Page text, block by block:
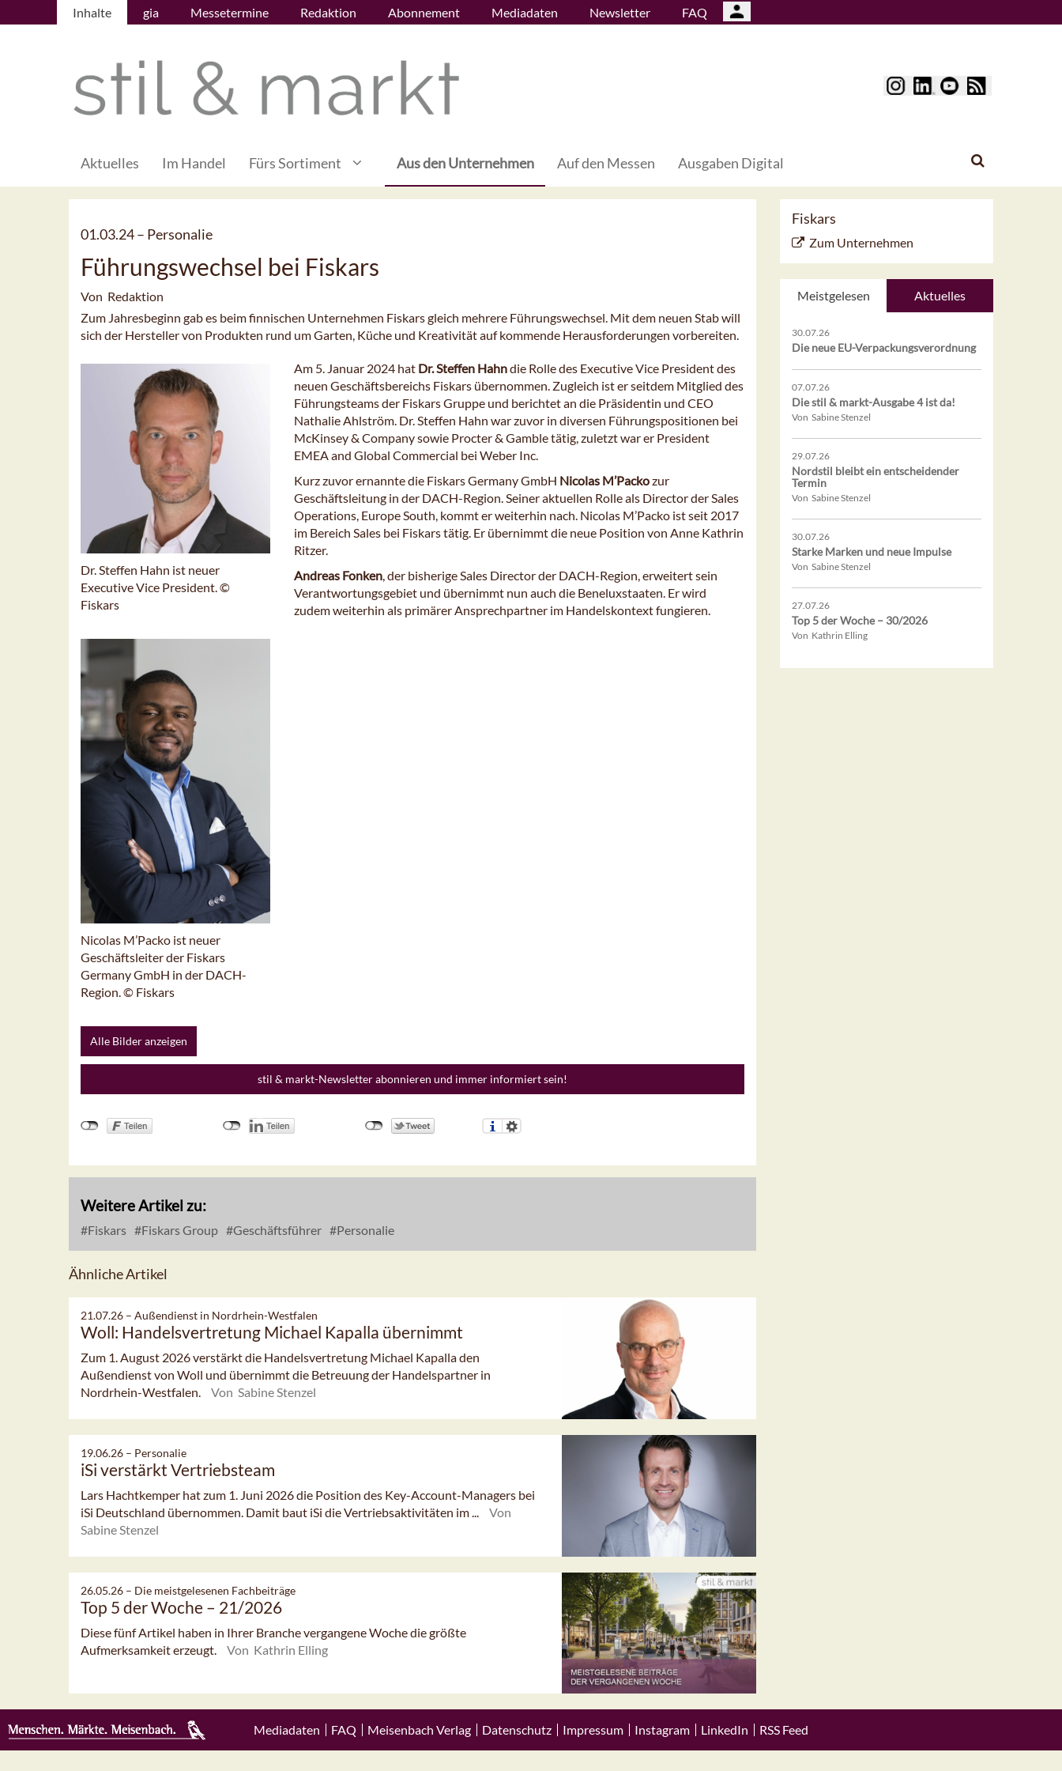
Inhalte gia Messetermine Redaktion Abonnement Mediadaten Newsletter FAQ
Aktuelles Im Handel Fürs Sortiment Aus den Unternehmen Auf den Messen Ausgaben Digital
01.03.24 – Personalie
Führungswechsel bei Fiskars
Von Redaktion
Zum Jahresbeginn gab es beim finnischen Unternehmen Fiskars gleich mehrere Führungswechsel. Mit dem neuen Stab will
sich der Hersteller von Produkten rund um Garten, Küche und Kreativität auf kommende Herausforderungen vorbereiten.
Dr. Steffen Hahn ist neuer
Executive Vice President. ©
Fiskars
Nicolas M’Packo ist neuer
Geschäftsleiter der Fiskars
Germany GmbH in der DACH-
Region. © Fiskars
Alle Bilder anzeigen
Am 5. Januar 2024 hat Dr. Steffen Hahndie Rolle des Executive Vice President des
neuen Geschäftsbereichs Fiskars übernommen. Zugleich ist er seitdem Mitglied des
Führungsteams der Fiskars Gruppe und berichtet an die Präsidentin und CEO
Nathalie Ahlström. Dr. Steffen Hahn war zuvor in diversen Führungspositionen bei
McKinsey & Company sowie Procter & Gamble tätig, zuletzt war er President
EMEA and Global Commercial bei Weber Inc.
Kurz zuvor ernannte die Fiskars Germany GmbH Nicolas M’Packozur
Geschäftsleitung in der DACH-Region. Seiner aktuellen Rolle als Director der Sales
Operations, Europe South, kommt er weiterhin nach. Nicolas M’Packo ist seit 2017
im Bereich Sales bei Fiskars tätig. Er übernimmt die neue Position von Anne Kathrin
Ritzer.
Andreas Fonken, der bisherige Sales Director der DACH-Region, erweitert sein
Verantwortungsgebiet und übernimmt nun auch die Beneluxstaaten. Er wird
zudem weiterhin als primärer Ansprechpartner im Handelskontext fungieren.
stil & markt-Newsletter abonnieren und immer informiert sein!
Weitere Artikel zu:
Fiskars Fiskars Group Geschäftsführer Personalie
Ähnliche Artikel
21.07.26 – Außendienst in Nordrhein-Westfalen
Woll: Handelsvertretung Michael Kapalla übernimmt
Zum 1. August 2026 verstärkt die Handelsvertretung Michael Kapalla den
Außendienst von Woll und übernimmt die Betreuung der Handelspartner in
Nordrhein-Westfalen.
Von Sabine Stenzel
19.06.26 – Personalie
iSi verstärkt Vertriebsteam
Lars Hachtkemper hat zum 1. Juni 2026 die Position des Key-Account-Managers bei
iSi Deutschland übernommen. Damit baut iSi die Vertriebsaktivitäten im ...
Von
Sabine Stenzel
26.05.26 – Die meistgelesenen Fachbeiträge
Top 5 der Woche – 21/2026
Diese fünf Artikel haben in Ihrer Branche vergangene Woche die größte
Aufmerksamkeit erzeugt.
Von Kathrin Elling
Fiskars
Zum Unternehmen
Meistgelesen Aktuelles
30.07.26
Die neue EU-Verpackungsverordnung
07.07.26
Die stil & markt-Ausgabe 4 ist da!
Von Sabine Stenzel
29.07.26
Nordstil bleibt ein entscheidender
Termin
Von Sabine Stenzel
30.07.26
Starke Marken und neue Impulse
Von Sabine Stenzel
27.07.26
Top 5 der Woche – 30/2026
Von Kathrin Elling
Mediadaten FAQ Meisenbach Verlag Datenschutz Impressum Instagram LinkedIn RSS Feed